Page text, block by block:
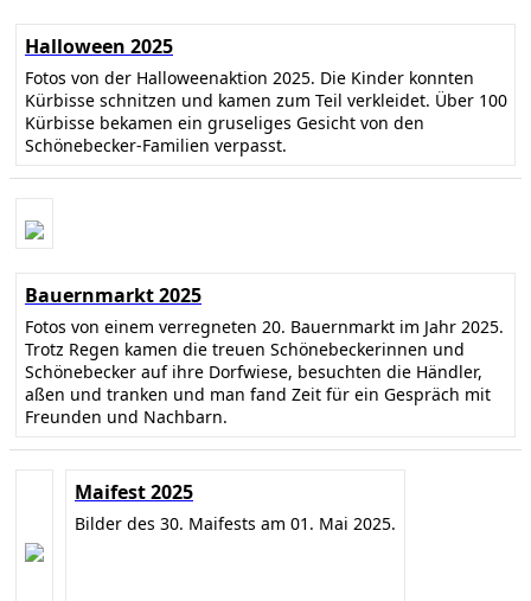
Halloween 2025
Fotos von der Halloweenaktion 2025. Die Kinder konnten
Kürbisse schnitzen und kamen zum Teil verkleidet. Über 100
Kürbisse bekamen ein gruseliges Gesicht von den
Schönebecker-Familien verpasst.
Bauernmarkt 2025
Fotos von einem verregneten 20. Bauernmarkt im Jahr 2025.
Trotz Regen kamen die treuen Schönebeckerinnen und
Schönebecker auf ihre Dorfwiese, besuchten die Händler,
aßen und tranken und man fand Zeit für ein Gespräch mit
Freunden und Nachbarn.
Maifest 2025
Bilder des 30. Maifests am 01. Mai 2025.